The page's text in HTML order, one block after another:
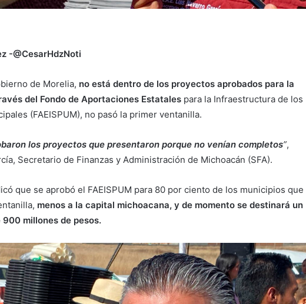
-@CesarHdzNoti
de Morelia, no está dentro de los proyectos aprobados para la
del Fondo de Aportaciones Estatales para la Infraestructura de los
(FAEISPUM), no pasó la primer ventanilla.
los proyectos que presentaron porque no venían completos”,
Secretario de Finanzas y Administración de Michoacán (SFA).
que se aprobó el FAEISPUM para 80 por ciento de los municipios que
menos a la capital michoacana, y de momento se destinará un
millones de pesos.